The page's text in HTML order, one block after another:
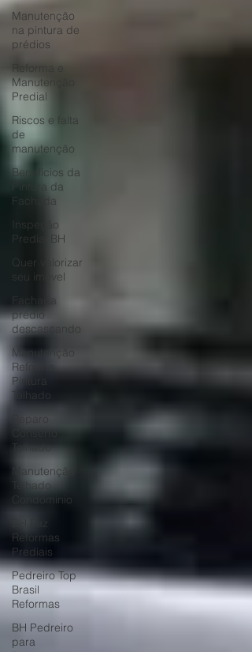
Manutenção
na pintura de
prédios
Reforma e
Manutenção
Predial
Riscos e falta
de
manutenção
Benefícios da
Pintura da
Fachada
Inspeção
Predial BH
Quer valorizar
seu imóvel
Fachada
prédio
descascando
Manutenção
Reforma
Pintura
Telhado
Reparo
Telhado
Manutenção
Telhado
Condomínio
BH Faz
Reformas
Prediais
Pedreiro Top
Brasil
Reformas
BH Pedreiro
para